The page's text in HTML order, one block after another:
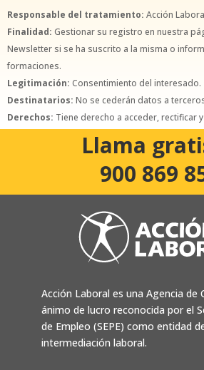
Responsable del tratamiento: Acción
Finalidad: Gestionar su registro en nuestra
Newsletter si se ha suscrito a la misma o
formaciones.
Legitimación: Consentimiento del interesado.
Destinatarios: No se cederán datos a
Derechos: Tiene derecho a acceder, rectificar
como otros derechos, como se explica en la
Llama
900 869
Acción Laboral es una Agencia de
ánimo de lucro reconocida por el
de Empleo (SEPE) como entidad
intermediación laboral.